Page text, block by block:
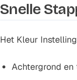
Snelle
Het Kleur
Achtergrond